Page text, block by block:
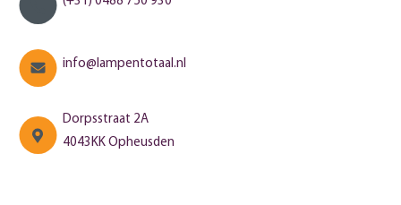
info@lampentotaal.nl
Dorpsstraat 2A
4043KK Opheusden